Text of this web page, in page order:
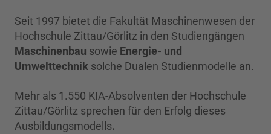
Seit 1997 bietet die Fakultät Maschinenwesen der
Hochschule Zittau/Görlitz in den Studiengängen
Maschinenbau sowie Energie- und
Umwelttechnik solche Dualen Studienmodelle an.
Mehr als 1.550 KIA-Absolventen der Hochschule
Zittau/Görlitz sprechen für den Erfolg dieses
Ausbildungsmodells.